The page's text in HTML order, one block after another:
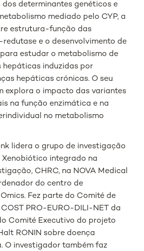
dos determinantes genéticos e
mediado pelo CYP, a
estrutura-função das
e o desenvolvimento de
estudar o metabolismo de
hepáticas induzidas por
hepáticas crónicas. O seu
explora o impacto das variantes
na função enzimática e na
no metabolismo
lidera o grupo de investigação
Xenobiótico integrado na
CHRC, na NOVA Medical
do centro de
Fez parte do Comité de
PRO-EURO-DILI-NET da
Comité Executivo do projeto
RONIN sobre doença
O investigador também faz